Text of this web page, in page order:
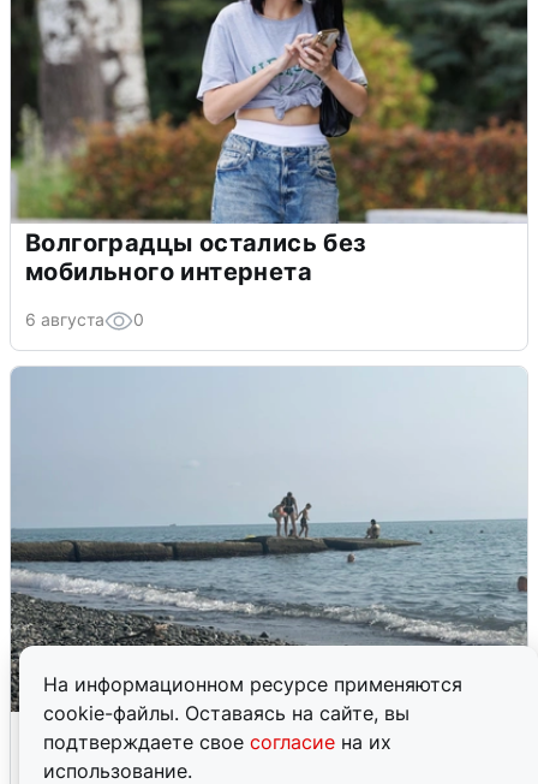
На информационном ресурсе применяются
cookie-файлы. Оставаясь на сайте, вы
подтверждаете свое согласие на их
использование.
Волгоградцы остались без
мобильного интернета
6 августа 0
Сирены в Сочи: новая угроза БПЛА
6 августа 0